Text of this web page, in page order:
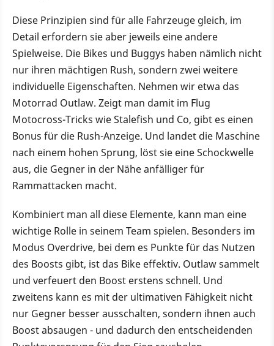
Diese Prinzipien sind für alle Fahrzeuge gleich, im
Detail erfordern sie aber jeweils eine andere
Spielweise. Die Bikes und Buggys haben nämlich nicht
nur ihren mächtigen Rush, sondern zwei weitere
individuelle Eigenschaften. Nehmen wir etwa das
Motorrad Outlaw. Zeigt man damit im Flug
Motocross-Tricks wie Stalefish und Co, gibt es einen
Bonus für die Rush-Anzeige. Und landet die Maschine
nach einem hohen Sprung, löst sie eine Schockwelle
aus, die Gegner in der Nähe anfälliger für
Rammattacken macht.
Kombiniert man all diese Elemente, kann man eine
wichtige Rolle in seinem Team spielen. Besonders im
Modus Overdrive, bei dem es Punkte für das Nutzen
des Boosts gibt, ist das Bike effektiv. Outlaw sammelt
und verfeuert den Boost erstens schnell. Und
zweitens kann es mit der ultimativen Fähigkeit nicht
nur Gegner besser ausschalten, sondern ihnen auch
Boost absaugen - und dadurch den entscheidenden